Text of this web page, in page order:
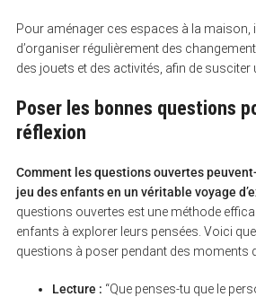
Pour aménager ces espaces à la maison,
d’organiser régulièrement des
des jouets et des activités, afin de susciter
Poser les bonnes questions
réflexion
Comment les questions ouvertes
jeu des enfants en un véritable voyage
questions ouvertes est une méthode
enfants à explorer leurs pensées. Voici
questions à poser pendant des moments
Lecture : “Que penses-tu que le